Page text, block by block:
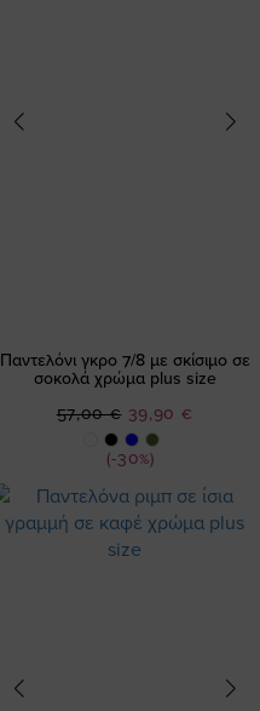
Παντελόνι γκρο 7/8 με σκίσιμο σε
σοκολά χρώμα plus size
(-30%)
Ειδική
Τιμή
39,90 €
57,00 €